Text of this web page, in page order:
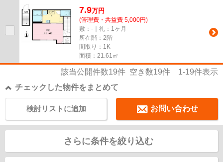
7.9万円
(管理費・共益費 5,000円)
敷：-｜礼：1ヶ月
所在階：2階
間取り：1K
面積：21.61㎡
該当公開件数19件 空き数19件 1-19件表示
チェックした物件をまとめて
お問い合わせ
検討リストに追加
さらに条件を絞り込む